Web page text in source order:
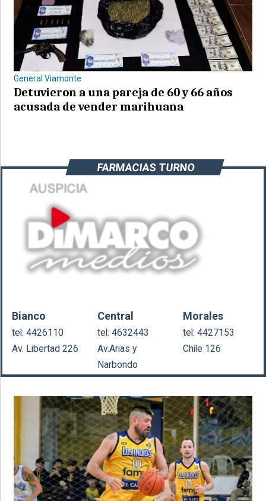
General Viamonte
Detuvieron a una pareja de 60 y 66 años
acusada de vender marihuana
FARMACIAS TURNO
Bianco
tel: 4426110
Av. Libertad 226
Central
tel: 4632443
Av.Arias y
Narbondo
Morales
tel: 4427153
Chile 126